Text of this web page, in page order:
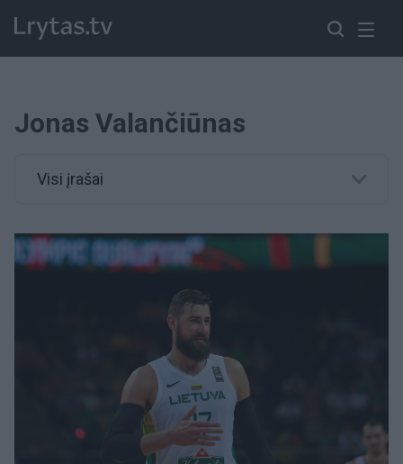
Jonas Valančiūnas
Visi įrašai